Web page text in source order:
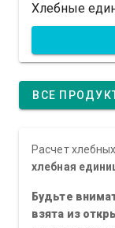
Хлебные
ВСЕ
Расчет
хлебная
Будьте
взята из